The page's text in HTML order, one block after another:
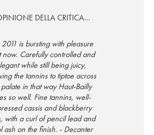
DELLA CRITICA…
2011 is bursting with pleasure
now. Carefully controlled and
while still being juicy,
the tannins to tiptoe across
in that way Haut-Bailly
so well. Fine tannins, well-
cassis and blackberry
with a curl of pencil lead and
ash on the finish. - Decanter